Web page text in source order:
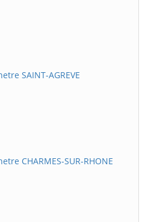
SAINT-AGREVE
CHARMES-SUR-RHONE